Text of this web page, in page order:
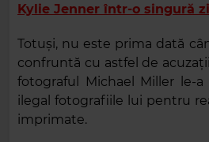
Kylie Jenner într-o singură
Totuși, nu este prima dată
confruntă cu astfel de
fotograful Michael Miller le-
ilegal fotografiile lui pentru
imprimate.